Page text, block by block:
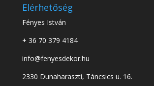
Elérhetőség
Fényes István
+ 36 70 379 4184
info@fenyesdekor.hu
2330 Dunaharaszti, Táncsics u. 16.